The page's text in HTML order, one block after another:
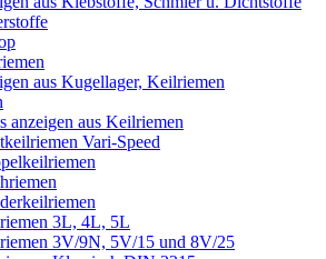
aus Kugellager, Keilriemen
anzeigen aus Keilriemen
Vari-Speed
3L, 4L, 5L
3V/9N, 5V/15 und 8V/25